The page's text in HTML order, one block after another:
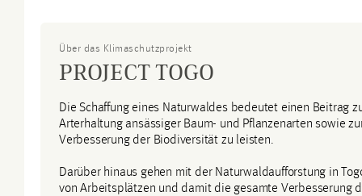
Über das Klimaschutzprojekt
PROJECT TOGO
Die Schaffung eines Naturwaldes bedeutet einen Beitrag
Arterhaltung ansässiger Baum- und Pflanzenarten sowie
Verbesserung der Biodiversität zu leisten.
Darüber hinaus gehen mit der Naturwaldaufforstung in
von Arbeitsplätzen und damit die gesamte Verbesserung